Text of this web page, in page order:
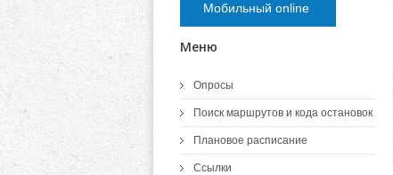
Мобильный online
Меню
Опросы
Поиск маршрутов и кода остановок
Плановое расписание
Ссылки